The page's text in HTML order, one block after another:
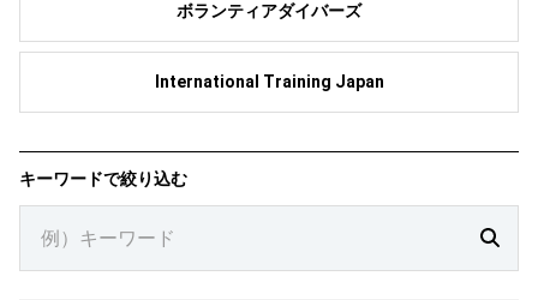
ボランティアダイバーズ
International Training Japan
キーワードで絞り込む